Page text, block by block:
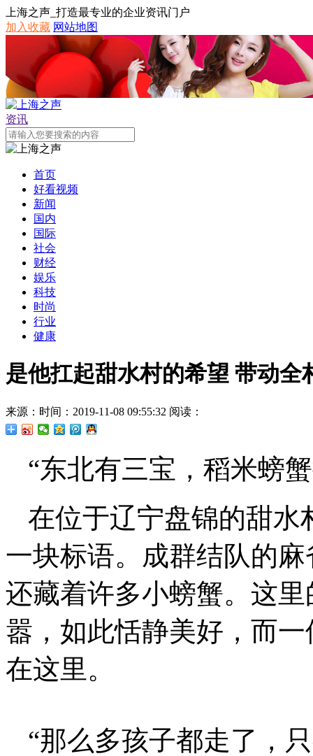
上海之声_打造最专业的企业资讯门户
加入收藏 网站地图
资讯
首页
好看视频
新闻
国内
国际
社会
财经
娱乐
科技
时尚
行业
健康
是他扛起甜水村的希望 带动全
来源： 时间：2019-11-08 09:55:32 阅读：
“东北有三宝，稻米螃
在位于辽宁盘锦的甜水
一块标语。成群结队的
还藏着许多小螃蟹。这
嚣，如此恬静美好，而
在这里。
“那么多孩子都走了，